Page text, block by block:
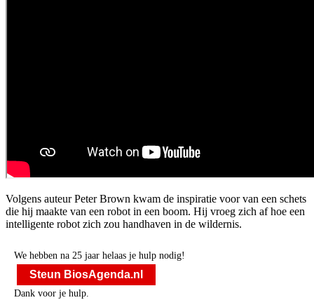
Volgens auteur Peter Brown kwam de inspiratie voorvan een schets
die hij maakte van een robot in een boom. Hij vroeg zich af hoe een
intelligente robot zich zou handhaven in de wildernis.
We hebben na 25 jaar helaas je hulp nodig!
Steun BiosAgenda.nl
Dank voor je hulp.